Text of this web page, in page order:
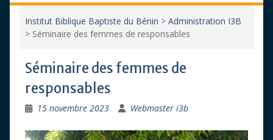
Institut Biblique Baptiste du Bénin > Administration I3B
> Séminaire des femmes de responsables
Séminaire des femmes de
responsables
15 novembre 2023 Webmaster i3b